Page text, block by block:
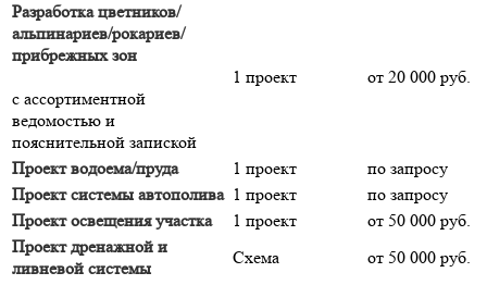
Разработка цветников/
альпинариев/рокариев/
прибрежных зон
с ассортиментной
ведомостью и
пояснительной запиской
1 проект от 20 000 руб.
Проект водоема/пруда 1 проект
по запросу
Проект системы автополива 1 проект
по запросу
Проект освещения участка
1 проект
от 50 000 руб.
Проект дренажной и
ливневой системы
Схема
от 50 000 руб.